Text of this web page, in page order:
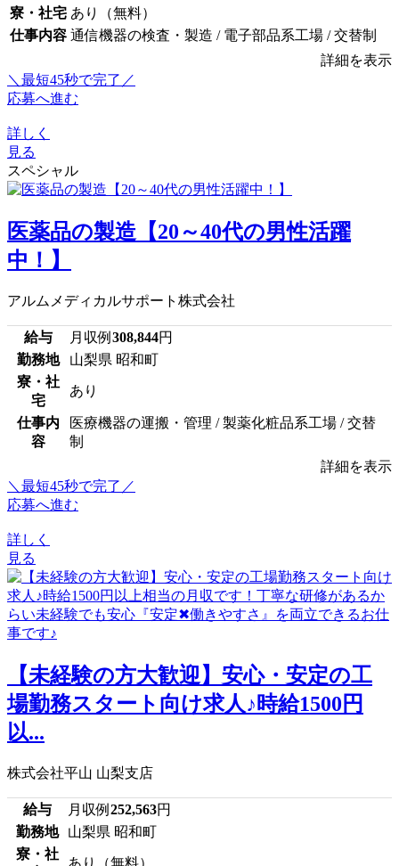
寮・社宅 あり（無料）
仕事内容 通信機器の検査・製造 / 電子部品系工場 / 交替制
詳細を表示
＼最短45秒で完了／
応募へ進む
詳しく
見る
スペシャル
医薬品の製造【20～40代の男性活躍
中！】
アルムメディカルサポート株式会社
給与 月収例 308,844円
勤務地
山梨県 昭和町
寮・社
宅
あり
仕事内
容
医療機器の運搬・管理 / 製薬化粧品系工場 / 交替
制
詳細を表示
＼最短45秒で完了／
応募へ進む
詳しく
見る
【未経験の方大歓迎】安心・安定の工
場勤務スタート向け求人♪時給1500円
以...
株式会社平山 山梨支店
給与 月収例 252,563円
勤務地
山梨県 昭和町
寮・社
あり（無料）